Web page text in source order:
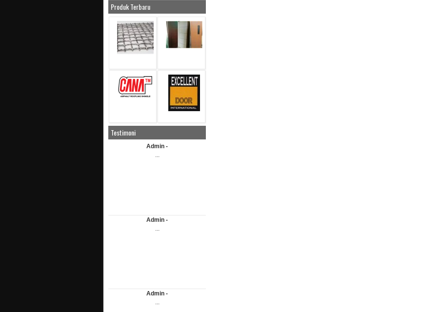
Produk Terbaru
Testimoni
Admin -
...
Admin -
...
Admin -
...